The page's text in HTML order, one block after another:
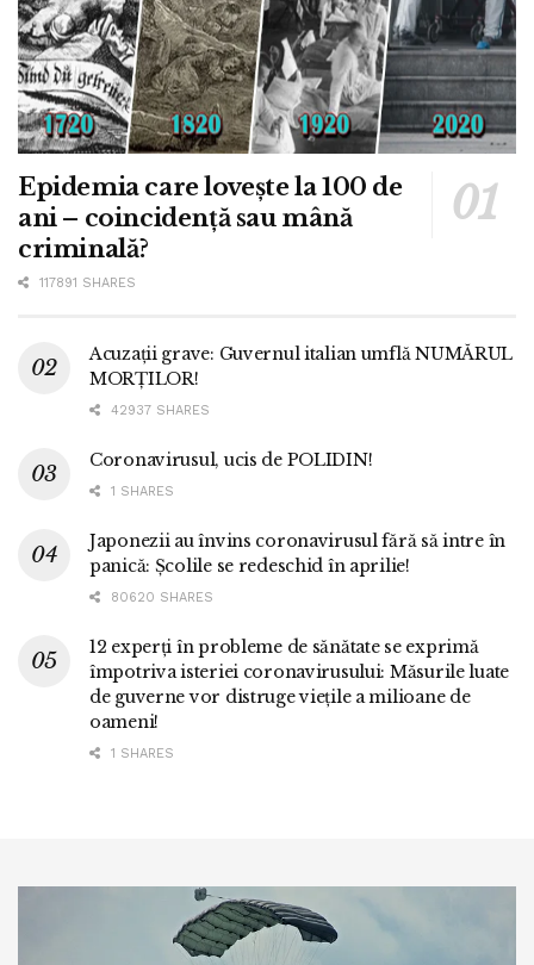
Epidemia care lovește la 100 de
ani – coincidență sau mână
criminală?
117891 SHARES
Acuzații grave: Guvernul italian umflă NUMĂRUL
MORȚILOR!
42937 SHARES
Coronavirusul, ucis de POLIDIN!
1 SHARES
Japonezii au învins coronavirusul fără să intre în
panică: Școlile se redeschid în aprilie!
80620 SHARES
12 experți în probleme de sănătate se exprimă
împotriva isteriei coronavirusului: Măsurile luate
de guverne vor distruge viețile a milioane de
oameni!
1 SHARES